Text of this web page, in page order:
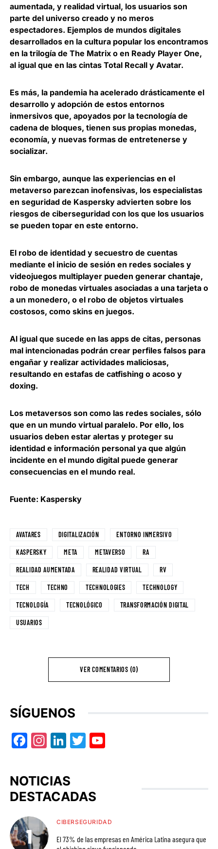
aumentada, y realidad virtual, los usuarios son
parte del universo creado y no meros
espectadores. Ejemplos de mundos digitales
desarrollados en la cultura popular los encontramos
en la trilogía de The Matrix o en Ready Player One,
al igual que en las cintas Total Recall y Avatar.
Es más, la pandemia ha acelerado drásticamente el
desarrollo y adopción de estos entornos
inmersivos que, apoyados por la tecnología de
cadena de bloques, tienen sus propias monedas,
economía, y nuevas formas de entretenerse y
socializar.
Sin embargo, aunque las experiencias en el
metaverso parezcan inofensivas, los especialistas
en seguridad de Kaspersky advierten sobre los
riesgos de ciberseguridad con los que los usuarios
se pueden topar en este entorno.
El robo de identidad y secuestro de cuentas
mediante el inicio de sesión en redes sociales y
videojuegos multiplayer pueden generar chantaje,
robo de monedas virtuales asociadas a una tarjeta o
a un monedero, o el robo de objetos virtuales
costosos, como skins en juegos.
Al igual que sucede en las apps de citas, personas
mal intencionadas podrán crear perfiles falsos para
engañar y realizar actividades maliciosas,
resultando en estafas de catfishing o acoso y
doxing.
Los metaversos son como las redes sociales, sólo
que en un mundo virtual paralelo. Por ello, los
usuarios deben estar alertas y proteger su
identidad e información personal ya que algún
incidente en el mundo digital puede generar
consecuencias en el mundo real.
Fuente: Kaspersky
AVATARES DIGITALIZACIÓN ENTORNO INMERSIVO
KASPERSKY META METAVERSO RA
REALIDAD AUMENTADA REALIDAD VIRTUAL RV
TECH TECHNO TECHNOLOGIES TECHNOLOGY
TECNOLOGÍA TECNOLÓGICO TRANSFORMACIÓN DIGITAL
USUARIOS
VER COMENTARIOS (0)
SÍGUENOS
Facebook
Instagram
LinkedIn
Twitter
NOTICIAS
DESTACADAS
CIBERSEGURIDAD
El 73% de las empresas en América Latina asegura que